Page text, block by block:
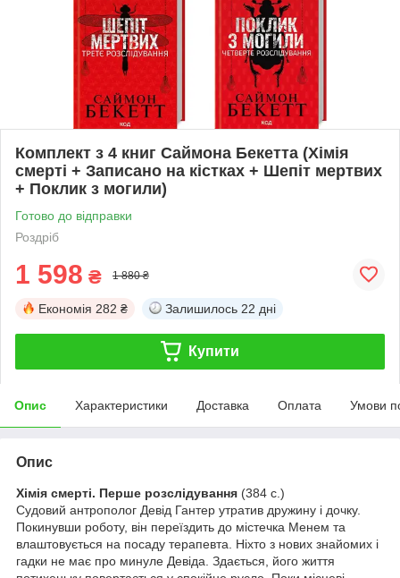
Комплект з 4 книг Саймона Бекетта (Хімія
смерті + Записано на кістках + Шепіт мертвих
+ Поклик з могили)
Готово до відправки
Роздріб
1 598 ₴ 1 880 ₴
Економія 282 ₴ Залишилось 22 дні
Купити
Опис Характеристики Доставка Оплата Умови
Опис
Хімія смерті. Перше розслідування (384 с.)
Судовий антрополог Девід Гантер утратив дружину і дочку.
Покинувши роботу, він переїздить до містечка Менем та
влаштовується на посаду терапевта. Ніхто з нових знайомих і
гадки не має про минуле Девіда. Здається, його життя